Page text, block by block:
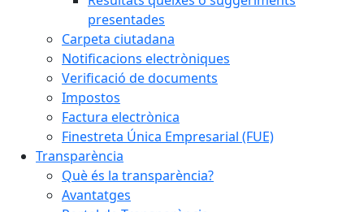
presentades
Carpeta ciutadana
Notificacions electròniques
Verificació de documents
Impostos
Factura electrònica
Finestreta Única Empresarial (FUE)
Transparència
Què és la transparència?
Avantatges